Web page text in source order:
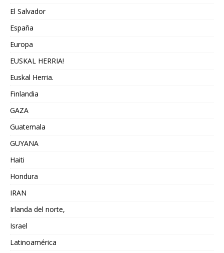
El Salvador
España
Europa
EUSKAL HERRIA!
Euskal Herria.
Finlandia
GAZA
Guatemala
GUYANA
Haiti
Hondura
IRAN
Irlanda del norte,
Israel
Latinoamérica